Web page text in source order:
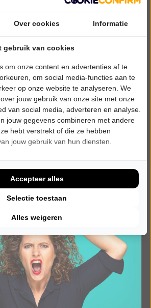
2026 • 20:15 UUR
Tickets
Meer info
Over cookies Informatie
gebruik van cookies
om onze content en advertenties af te
om social media-functies aan te
op onze website te analyseren. We
jouw gebruik van onze site met onze
van social media, adverteren en analyse.
jouw gegevens combineren met andere
hebt verstrekt of die ze hebben
jouw gebruik van hun diensten.
Alles weigeren
Selectie toestaan
Accepteer alles